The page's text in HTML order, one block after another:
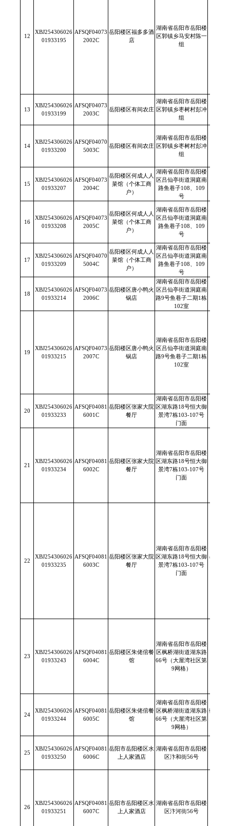
12
XBJ254306026
01933195
AFSQF04073
2002C
岳阳楼区福多多酒
店
湖南省岳阳市岳阳楼
区郭镇乡马安村陈一
组
13
XBJ254306026
01933199
AFSQF04073
2003C
岳阳楼区有间农庄
湖南省岳阳市岳阳楼
区郭镇乡枣树村彭冲
组
14
XBJ254306026
01933200
AFSQF04070
5003C
岳阳楼区有间农庄
湖南省岳阳市岳阳楼
区郭镇乡枣树村彭冲
组
15
XBJ254306026
01933207
AFSQF04073
2004C
岳阳楼区何成人人
菜馆（个体工商
户）
湖南省岳阳市岳阳楼
区吕仙亭街道洞庭南
路鱼巷子108、109
号
16
XBJ254306026
01933208
AFSQF04073
2005C
岳阳楼区何成人人
菜馆（个体工商
户）
湖南省岳阳市岳阳楼
区吕仙亭街道洞庭南
路鱼巷子108、109
号
17
XBJ254306026
01933209
AFSQF04070
5004C
岳阳楼区何成人人
菜馆（个体工商
户）
湖南省岳阳市岳阳楼
区吕仙亭街道洞庭南
路鱼巷子108、109
号
18
XBJ254306026
01933214
AFSQF04073
2006C
岳阳楼区唐小鸭火
锅店
湖南省岳阳市岳阳楼
区吕仙亭街道洞庭南
路9号鱼巷子二期1栋
102室
19
XBJ254306026
01933215
AFSQF04073
2007C
岳阳楼区唐小鸭火
锅店
湖南省岳阳市岳阳楼
区吕仙亭街道洞庭南
路9号鱼巷子二期1栋
102室
20
XBJ254306026
01933233
AFSQF04081
6001C
岳阳楼区张家大院
餐厅
湖南省岳阳市岳阳楼
区湖东路18号恒大御
景湾7栋103-107号
门面
21
XBJ254306026
01933234
AFSQF04081
6002C
岳阳楼区张家大院
餐厅
湖南省岳阳市岳阳楼
区湖东路18号恒大御
景湾7栋103-107号
门面
22
XBJ254306026
01933235
AFSQF04081
6003C
岳阳楼区张家大院
餐厅
湖南省岳阳市岳阳楼
区湖东路18号恒大御
景湾7栋103-107号
门面
岳阳汇
23
XBJ254306026
01933243
AFSQF04081
6004C
岳阳楼区朱佬倌餐
馆
湖南省岳阳市岳阳楼
区枫桥湖街道湖东路
66号（大屋湾社区第
9网格）
24
XBJ254306026
01933244
AFSQF04081
6005C
岳阳楼区朱佬倌餐
馆
湖南省岳阳市岳阳楼
区枫桥湖街道湖东路
66号（大屋湾社区第
9网格）
鹤山市
25
XBJ254306026
01933250
AFSQF04081
6006C
岳阳市岳阳楼区水
上人家酒店
湖南省岳阳市岳阳楼
区汴和街56号
26
XBJ254306026
01933251
AFSQF04081
6007C
岳阳市岳阳楼区水
上人家酒店
湖南省岳阳市岳阳楼
区汴河街56号